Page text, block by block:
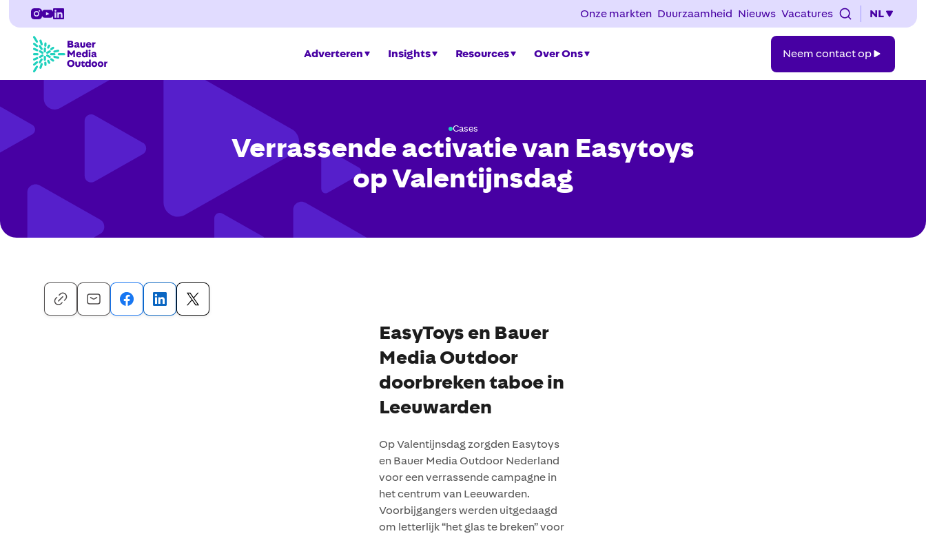
Onze markten Duurzaamheid Nieuws Vacatures NL
Adverteren Insights Resources Over Ons
contact
op
Neem contact op
Cases
Verrassende activatie van Easytoys
op Valentijnsdag
EasyToys en Bauer
Media Outdoor
doorbreken taboe in
Leeuwarden
Op Valentijnsdag zorgden Easytoys
en Bauer Media Outdoor Nederland
voor een verrassende campagne in
het centrum van Leeuwarden.
Voorbijgangers werden uitgedaagd
om letterlijk “het glas te breken” voor